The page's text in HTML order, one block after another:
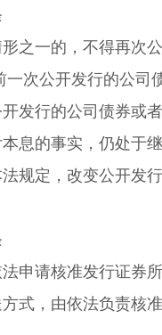
之一的，不得再次
一次公开发行的公司
开发行的公司债券或
息的事实，仍处于继
法规定，改变公开发
申请核准发行证券
式，由依法负责核